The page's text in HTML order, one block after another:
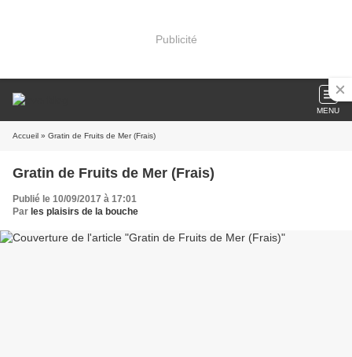
Publicité
MENU
Accueil » Gratin de Fruits de Mer (Frais)
Gratin de Fruits de Mer (Frais)
Publié le 10/09/2017 à 17:01
Par les plaisirs de la bouche